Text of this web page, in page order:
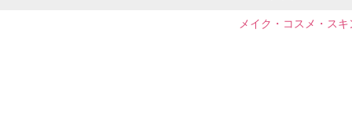
メイク・コスメ・ス